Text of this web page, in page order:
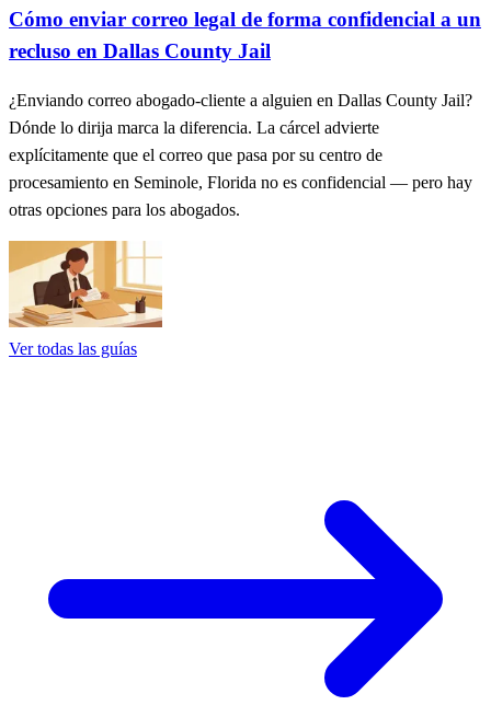
Cómo enviar correo legal de forma confidencial a un
recluso en Dallas County Jail
¿Enviando correo abogado-cliente a alguien en Dallas County Jail?
Dónde lo dirija marca la diferencia. La cárcel advierte
explícitamente que el correo que pasa por su centro de
procesamiento en Seminole, Florida no es confidencial — pero hay
otras opciones para los abogados.
Ver todas las guías